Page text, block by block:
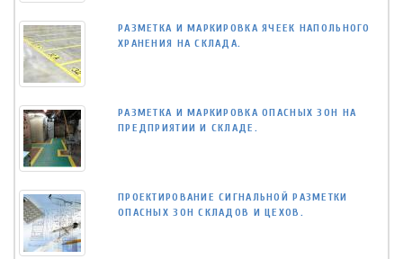
РАЗМЕТКА И МАРКИРОВКА ЯЧЕЕК НАПОЛЬНОГО
ХРАНЕНИЯ НА СКЛАДА.
РАЗМЕТКА И МАРКИРОВКА ОПАСНЫХ ЗОН НА
ПРЕДПРИЯТИИ И СКЛАДЕ.
ПРОЕКТИРОВАНИЕ СИГНАЛЬНОЙ РАЗМЕТКИ
ОПАСНЫХ ЗОН СКЛАДОВ И ЦЕХОВ.